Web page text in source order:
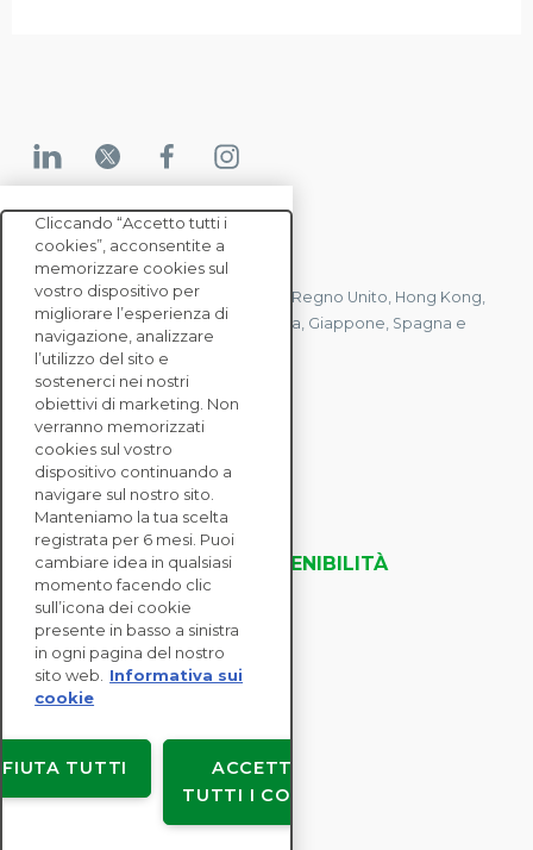
CONTATTACI
Abbiamo uffici in Francia, Stati Uniti, Regno Unito, Hong Kong,
Mauritius, Polonia, Canada, Germania, Giappone, Spagna e
Singapore.
CONTATTACI
SOLUZIONI
ENTERPRISE
VALUTAZIONI DELLA SOSTENIBILITÀ
RISORSE
INFORMAZIONI
Copyright © EcoVadis
Accordi con gli utenti
Privacy dei dati
Cliccando “Accetto tutti i
cookies”, acconsentite a
memorizzare cookies sul
vostro dispositivo per
migliorare l’esperienza di
navigazione, analizzare
l’utilizzo del sito e
sostenerci nei nostri
obiettivi di marketing. Non
verranno memorizzati
cookies sul vostro
dispositivo continuando a
navigare sul nostro sito.
Manteniamo la tua scelta
registrata per 6 mesi. Puoi
cambiare idea in qualsiasi
momento facendo clic
sull’icona dei cookie
presente in basso a sinistra
in ogni pagina del nostro
sito web.
Informativa sui
cookie
ACCETTA
TUTTI I COOKIE
TUTTI